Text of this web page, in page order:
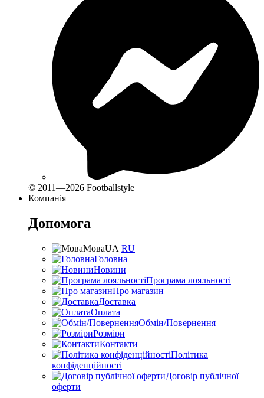
© 2011—2026 Footballstyle
Компанія
Допомога
МоваUA RU
Головна
Новини
Програма лояльності
Про магазин
Доставка
Оплата
Обмін/Повернення
Розміри
Контакти
Політика
конфіденційності
Договір публічної
оферти